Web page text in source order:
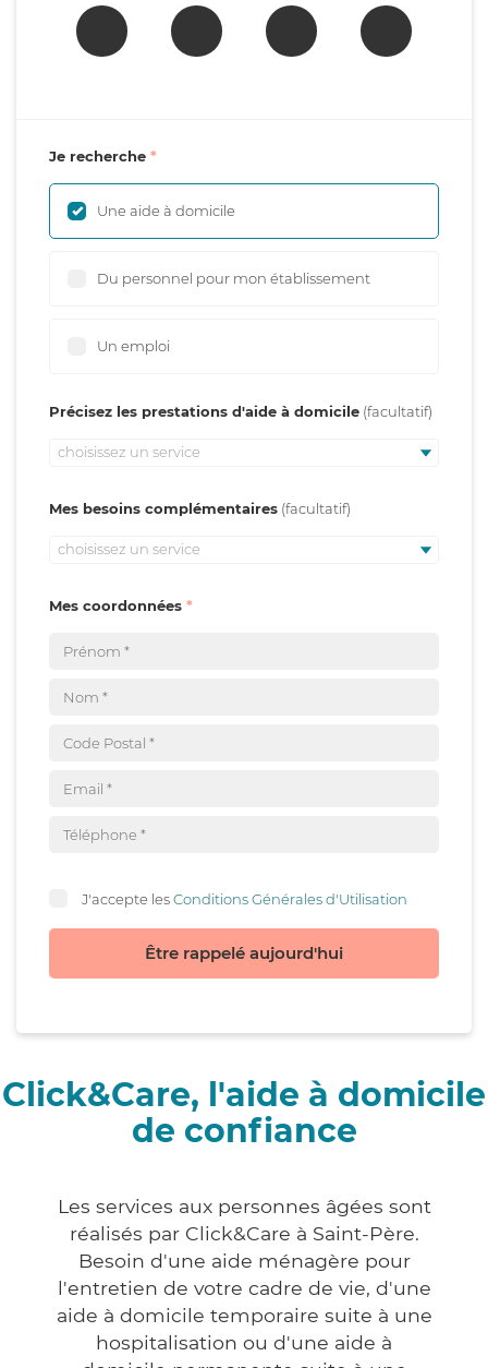
Je recherche
Une aide à domicile
Du personnel pour mon établissement
Un emploi
Précisez les prestations d'aide à domicile
choisissez un service
Mes besoins complémentaires
choisissez un service
Mes coordonnées
J'accepte lesConditions Générales d'Utilisation
Être rappelé aujourd'hui
Click&Care, l'aide à domicile
de confiance
Les services aux personnes âgées sont
réalisés par Click&Care à Saint-Père.
Besoin d'une aide ménagère pour
l'entretien de votre cadre de vie, d'une
aide à domicile temporaire suite à une
hospitalisation ou d'une aide à